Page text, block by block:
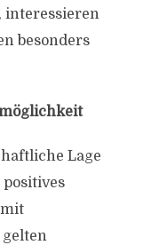
interessieren
besonders
Lage
gelten